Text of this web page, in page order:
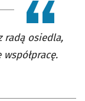
radą osiedla,